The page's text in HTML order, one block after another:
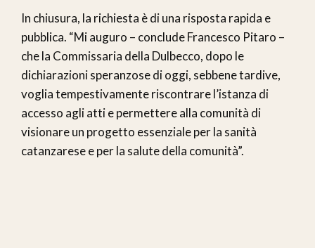
In chiusura, la richiesta è di una risposta rapida e
pubblica. “Mi auguro – conclude Francesco Pitaro –
che la Commissaria della Dulbecco, dopo le
dichiarazioni speranzose di oggi, sebbene tardive,
voglia tempestivamente riscontrare l’istanza di
accesso agli atti e permettere alla comunità di
visionare un progetto essenziale per la sanità
catanzarese e per la salute della comunità”.